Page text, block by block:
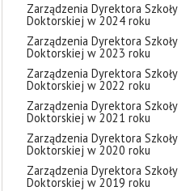
Zarządzenia Dyrektora Szkoły
Doktorskiej w 2024 roku
Zarządzenia Dyrektora Szkoły
Doktorskiej w 2023 roku
Zarządzenia Dyrektora Szkoły
Doktorskiej w 2022 roku
Zarządzenia Dyrektora Szkoły
Doktorskiej w 2021 roku
Zarządzenia Dyrektora Szkoły
Doktorskiej w 2020 roku
Zarządzenia Dyrektora Szkoły
Doktorskiej w 2019 roku